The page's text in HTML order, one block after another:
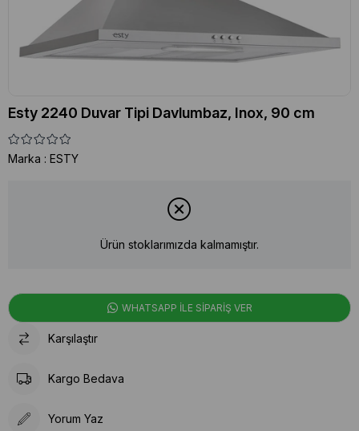
Esty 2240 Duvar Tipi Davlumbaz, Inox, 90 cm
Marka : ESTY
Ürün stoklarımızda kalmamıştır.
WHATSAPP İLE SİPARİŞ VER
Karşılaştır
Kargo Bedava
Yorum Yaz